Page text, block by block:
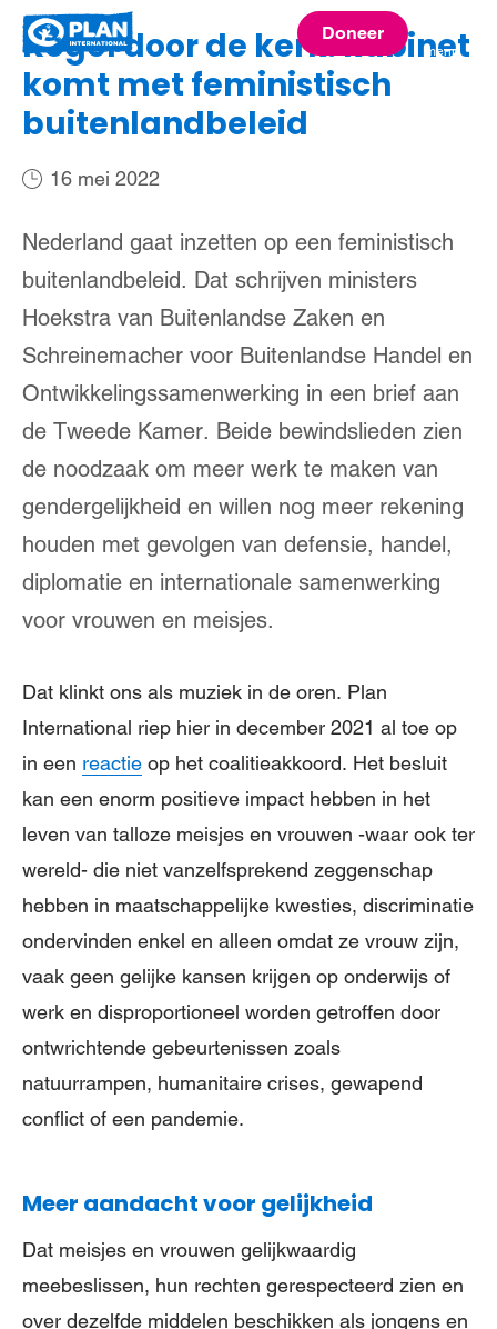
Plan
International
Doneer
menu
Kogel door de kerk: kabinet
komt met feministisch
buitenlandbeleid
16 mei 2022
Nederland gaat inzetten op een feministisch
buitenlandbeleid. Dat schrijven ministers
Hoekstra van Buitenlandse Zaken en
Schreinemacher voor Buitenlandse Handel en
Ontwikkelingssamenwerking in een brief aan
de Tweede Kamer. Beide bewindslieden zien
de noodzaak om meer werk te maken van
gendergelijkheid en willen nog meer rekening
houden met gevolgen van defensie, handel,
diplomatie en internationale samenwerking
voor vrouwen en meisjes.
Dat klinkt ons als muziek in de oren. Plan
International riep hier in december 2021 al toe op
in een reactie op het coalitieakkoord. Het besluit
kan een enorm positieve impact hebben in het
leven van talloze meisjes en vrouwen -waar ook ter
wereld- die niet vanzelfsprekend zeggenschap
hebben in maatschappelijke kwesties, discriminatie
ondervinden enkel en alleen omdat ze vrouw zijn,
vaak geen gelijke kansen krijgen op onderwijs of
werk en disproportioneel worden getroffen door
ontwrichtende gebeurtenissen zoals
natuurrampen, humanitaire crises, gewapend
conflict of een pandemie.
Meer aandacht voor gelijkheid
Dat meisjes en vrouwen gelijkwaardig
meebeslissen, hun rechten gerespecteerd zien en
over dezelfde middelen beschikken als jongens en